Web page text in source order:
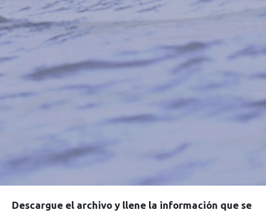
Descargue el archivo y llene la información que se